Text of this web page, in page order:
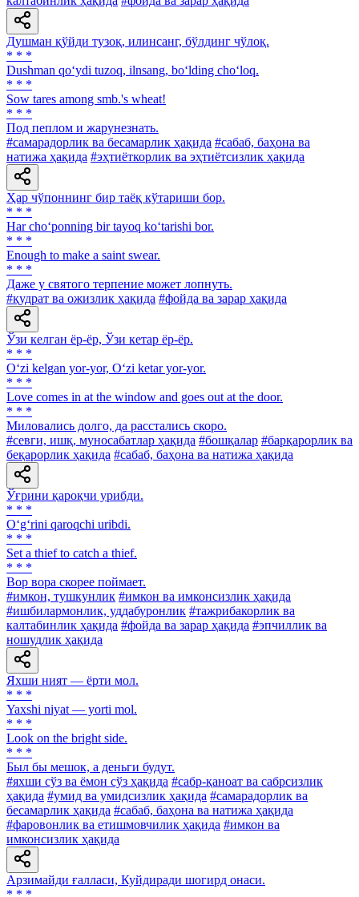
Душман қўйди тузоқ, илинсанг, бўлдинг чўлоқ.
* * *
Dushman qo‘ydi tuzoq, ilnsang, bo‘lding cho‘loq.
* * *
Sow tares among smb.'s wheat!
* * *
Под пеплом и жарунезнать.
#самарадорлик ва бесамарлик ҳақида #сабаб, баҳона ва
натижа ҳақида #эҳтиёткорлик ва эҳтиётсизлик ҳақида
Ҳар чўпоннинг бир таёқ кўтариши бор.
* * *
Har cho‘ponning bir tayoq ko‘tarishi bor.
* * *
Enough to make a saint swear.
* * *
Даже у святого терпение может лопнуть.
#қудрат ва ожизлик ҳақида #фойда ва зарар ҳақида
Ўзи келган ёр-ёр, Ўзи кетар ёр-ёр.
* * *
O‘zi kelgan yor-yor, O‘zi ketar yor-yor.
* * *
Love comes in at the window and goes out at the door.
* * *
Миловались долго, да расстались скоро.
#севги, ишқ, муносабатлар ҳақида #бошқалар #барқарорлик ва
беқарорлик ҳақида #сабаб, баҳона ва натижа ҳақида
Ўғрини қароқчи урибди.
* * *
O‘g‘rini qaroqchi uribdi.
* * *
Set a thief to catch a thief.
* * *
Вор вора скорее поймает.
#имкон, тушкунлик #имкон ва имконсизлик ҳақида
#ишбилармонлик, уддабуронлик #тажрибакорлик ва
калтабинлик ҳақида #фойда ва зарар ҳақида #эпчиллик ва
ношудлик ҳақида
Яхши ният — ёрти мол.
* * *
Yaxshi niyat — yorti mol.
* * *
Look on the bright side.
* * *
Был бы мешок, а деньги будут.
#яхши сўз ва ёмон сўз ҳақида #сабр-қаноат ва сабрсизлик
ҳақида #умид ва умидсизлик ҳақида #самарадорлик ва
бесамарлик ҳақида #сабаб, баҳона ва натижа ҳақида
#фаровонлик ва етишмовчилик ҳақида #имкон ва
имконсизлик ҳақида
Арзимайди ғалласи, Куйдиради шогирд онаси.